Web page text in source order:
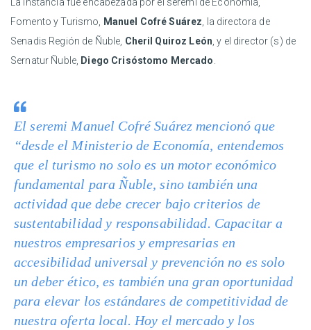
Fomento y Turismo,
Manuel Cofré Suárez , la directora de
Senadis Región de Ñuble, Cheril Quiroz León , y el director (s) de
Sernatur Ñuble, Diego Crisóstomo Mercado
El seremi Manuel Cofré Suárez mencionó que
“desde el Ministerio de Economía, entendemos
que el turismo no solo es un motor económico
fundamental para Ñuble, sino también una
actividad que debe crecer bajo criterios de
sustentabilidad y responsabilidad. Capacitar a
nuestros empresarios y empresarias en
accesibilidad universal y prevención no es solo
un deber ético, es también una gran oportunidad
para elevar los estándares de competitividad de
nuestra oferta local. Hoy el mercado y los